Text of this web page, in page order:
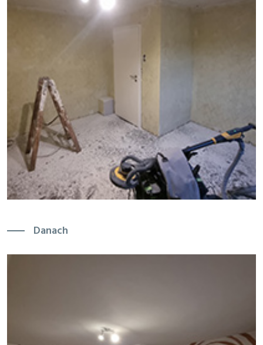
Danach